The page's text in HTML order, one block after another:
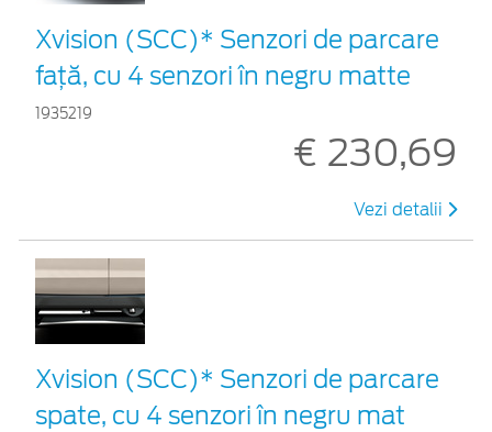
Xvision (SCC)* Senzori de parcare
faţă, cu 4 senzori în negru matte
1935219
€ 230,69
Vezi detalii
Xvision (SCC)* Senzori de parcare
spate, cu 4 senzori în negru mat